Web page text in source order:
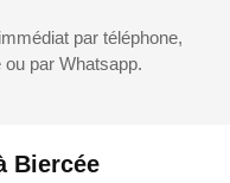
Biercée
par téléphone,
par Whatsapp.